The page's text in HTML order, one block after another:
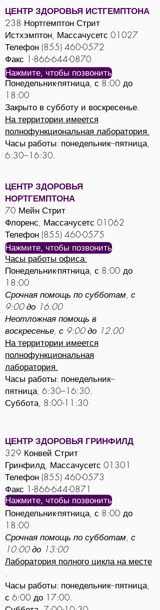
ЦЕНТР ЗДОРОВЬЯ ИСТГЕМПТОНА
238 Нортгемптон Стрит
Истхэмптон, Массачусетс 01027
Телефон (855) 460-0572
Факс 1-866-644-0870
Часы работы офиса:
Понедельник-пятница, с 8:00 до
18:00
Закрыто в субботу и воскресенье.
На территории имеется
полнофункциональная лаборатория.
Часы работы: понедельник–пятница,
6:30–16:30.
Нажмите, чтобы позвонить
ЦЕНТР ЗДОРОВЬЯ
НОРТГЕМПТОНА
70 Мейн Стрит
Флоренс, Массачусетс 01062
Телефон (855) 460-0575
Факс1-866-644-0872
Часы работы офиса:
Понедельник-пятница, с 8:00 до
18:00
Срочная помощь по субботам, с
9:00 до 16:00
Неотложная помощь в
воскресенье, с 9:00 до 12:00
На территории имеется
полнофункциональная
лаборатория.
Часы работы: понедельник–
пятница, 6:30–16:30.
Суббота, 8:00-11:30
Нажмите, чтобы позвонить
ЦЕНТР ЗДОРОВЬЯ ГРИНФИЛД
329 Конвей Стрит
Гринфилд, Массачусетс 01301
Телефон (855) 460-0573
Факс 1-866-644-0871
Часы работы офиса:
Понедельник-пятница, с 8:00 до
18:00
Срочная помощь по субботам, с
10:00 до 13:00
Лаборатория полного цикла на месте
.
Часы работы: понедельник–пятница,
с 6:00 до 17:00.
Нажмите, чтобы позвонить